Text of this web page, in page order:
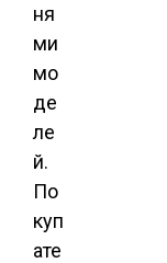
ня
ми
мо
де
ле
й.
По
куп
ате